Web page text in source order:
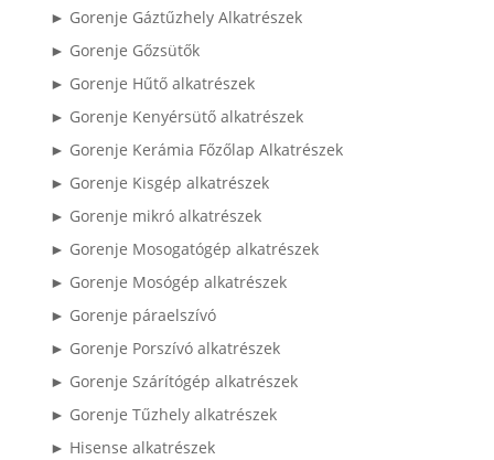
► Gorenje Gáztűzhely Alkatrészek
► Gorenje Gőzsütők
► Gorenje Hűtő alkatrészek
► Gorenje Kenyérsütő alkatrészek
► Gorenje Kerámia Főzőlap Alkatrészek
► Gorenje Kisgép alkatrészek
► Gorenje mikró alkatrészek
► Gorenje Mosogatógép alkatrészek
► Gorenje Mosógép alkatrészek
► Gorenje páraelszívó
► Gorenje Porszívó alkatrészek
► Gorenje Szárítógép alkatrészek
► Gorenje Tűzhely alkatrészek
► Hisense alkatrészek